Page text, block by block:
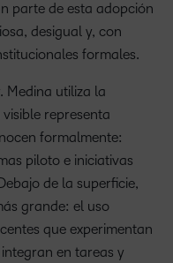
parte de esta adopción
desigual y, con
formales.
Medina utiliza la
representa
formalmente:
piloto e iniciativas
de la superficie,
grande: el uso
que experimentan
en tareas y